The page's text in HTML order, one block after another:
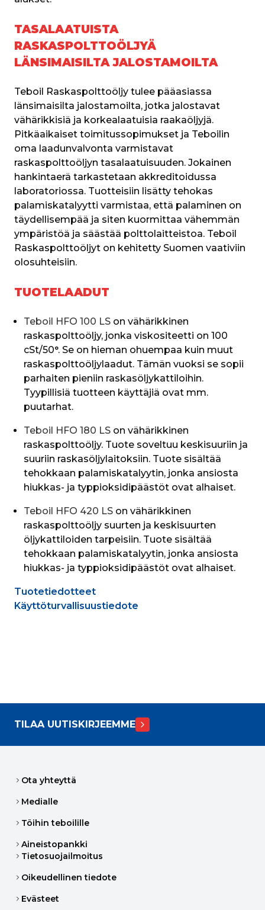
TASALAATUISTA
RASKASPOLTTOÖLJYÄ
LÄNSIMAISILTA JALOSTAMOILTA
Teboil Raskaspolttoöljy tulee pääasiassa
länsimaisilta jalostamoilta, jotka jalostavat
vähärikkisiä ja korkealaatuisia raakaöljyjä.
Pitkäaikaiset toimitussopimukset ja Teboilin
oma laadunvalvonta varmistavat
raskaspolttoöljyn tasalaatuisuuden. Jokainen
hankintaerä tarkastetaan akkreditoidussa
laboratoriossa. Tuotteisiin lisätty tehokas
palamiskatalyytti varmistaa, että palaminen on
täydellisempää ja siten kuormittaa vähemmän
ympäristöä ja säästää polttolaitteistoa. Teboil
Raskaspolttoöljyt on kehitetty Suomen vaativiin
olosuhteisiin.
TUOTELAADUT
Teboil HFO 100 LS on vähärikkinen
raskaspolttoöljy, jonka viskositeetti on 100
cSt/50°. Se on hieman ohuempaa kuin muut
raskaspolttoöljylaadut. Tämän vuoksi se sopii
parhaiten pieniin raskasöljykattiloihin.
Tyypillisiä tuotteen käyttäjiä ovat mm.
puutarhat.
Teboil HFO 180 LS on vähärikkinen
raskaspolttoöljy. Tuote soveltuu keskisuuriin ja
suuriin raskasöljylaitoksiin. Tuote sisältää
tehokkaan palamiskatalyytin, jonka ansiosta
hiukkas- ja typpioksidipäästöt ovat alhaiset.
Teboil HFO 420 LS on vähärikkinen
raskaspolttoöljy suurten ja keskisuurten
öljykattiloiden tarpeisiin. Tuote sisältää
tehokkaan palamiskatalyytin, jonka ansiosta
hiukkas- ja typpioksidipäästöt ovat alhaiset.
Tuotetiedotteet
Käyttöturvallisuustiedote
TILAA UUTISKIRJEEMME
Ota yhteyttä
Medialle
Töihin teboilille
Aineistopankki
Tietosuojailmoitus
Oikeudellinen tiedote
Evästeet